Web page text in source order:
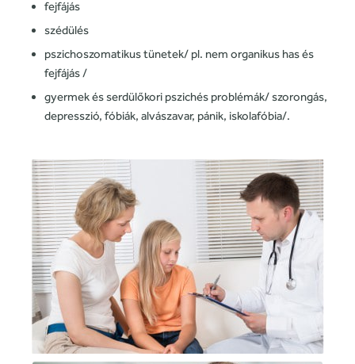
fejfájás
szédülés
pszichoszomatikustünetek/ pl. nem organikus has és
fejfájás /
gyermek és serdülőkori pszichés problémák/ szorongás,
depresszió, fóbiák, alvászavar, pánik, iskolafóbia/.